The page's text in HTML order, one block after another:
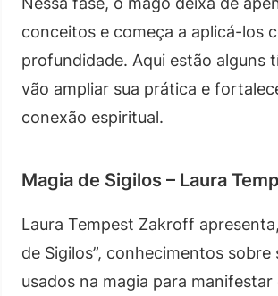
conceitos e começa a aplicá-los
profundidade. Aqui estão alguns
vão ampliar sua prática e
conexão espiritual.
Magia de Sigilos – Laura
Laura Tempest Zakroff
de Sigilos”, conhecimentos sobre
usados na magia para manifestar